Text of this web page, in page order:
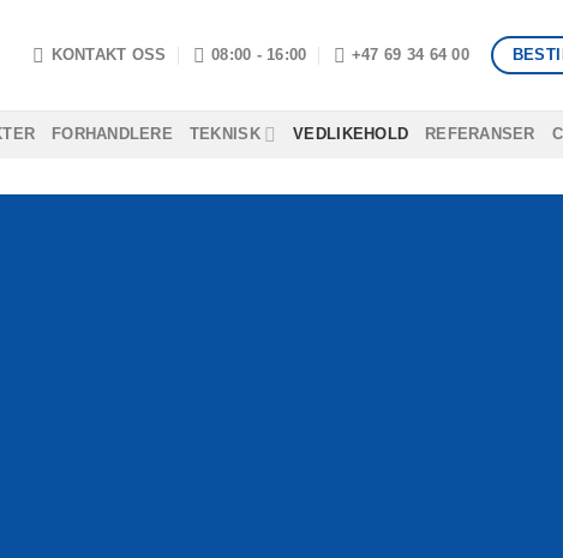
KONTAKT OSS 08:00 - 16:00 +47 69 34 64 00
FORHANDLERE TEKNISK VEDLIKEHOLD REFERANSER